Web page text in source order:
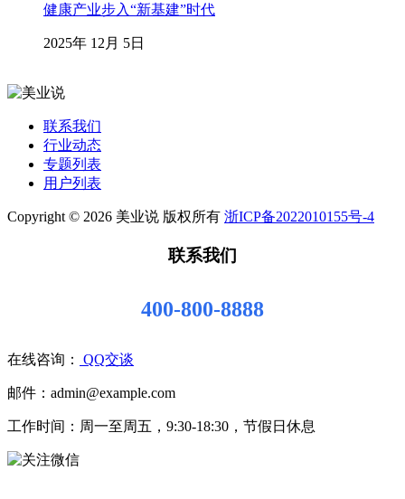
健康产业步入“新基建”时代
2025年 12月 5日
联系我们
行业动态
专题列表
用户列表
Copyright © 2026 美业说 版权所有 浙ICP备2022010155号-4
联系我们
400-800-8888
在线咨询： QQ交谈
邮件：admin@example.com
工作时间：周一至周五，9:30-18:30，节假日休息